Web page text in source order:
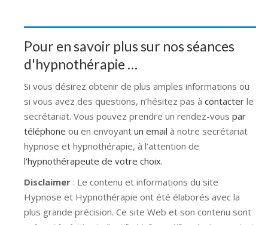
Pour en savoir plus sur nos séances
d'hypnothérapie …
Si vous désirez obtenir de plus amples informations ou
si vous avez des questions, n’hésitez pas à contacter le
secrétariat. Vous pouvez prendre un rendez-vous par
téléphone ou en envoyant un email à notre secrétariat
hypnose et hypnothérapie, à l’attention de
l'hypnothérapeute de votre choix.
Disclaimer : Le contenu et informations du site
Hypnose et Hypnothérapie ont été élaborés avec la
plus grande précision. Ce site Web et son contenu sont